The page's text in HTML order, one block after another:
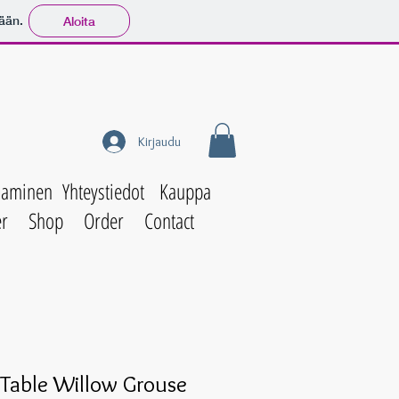
Aloita
Kirjaudu
Yhteystiedot Kauppa
Shop Order Contact
Willow Grouse